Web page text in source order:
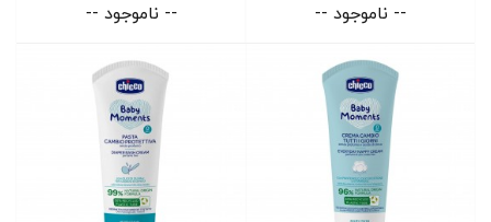
-- ناموجود -- -- ناموجود --